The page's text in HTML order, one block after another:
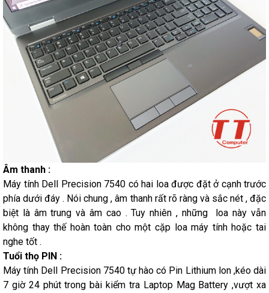
Âm thanh :
Máy tính Dell Precision 7540 có hai loa được đặt ở cạnh trước
phía dưới đáy . Nói chung , âm thanh rất rõ ràng và sắc nét , đặc
biệt là âm trung và âm cao . Tuy nhiên , những loa này vẫn
không thay thế hoàn toàn cho một cặp loa máy tính hoặc tai
nghe tốt .
Tuổi thọ PIN :
Máy tính Dell Precision 7540 tự hào có Pin Lithium lon ,kéo dài
7 giờ 24 phút trong bài kiểm tra Laptop Mag Battery ,vượt xa